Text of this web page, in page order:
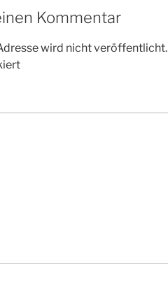
Kommentar
wird nicht veröffentlicht.